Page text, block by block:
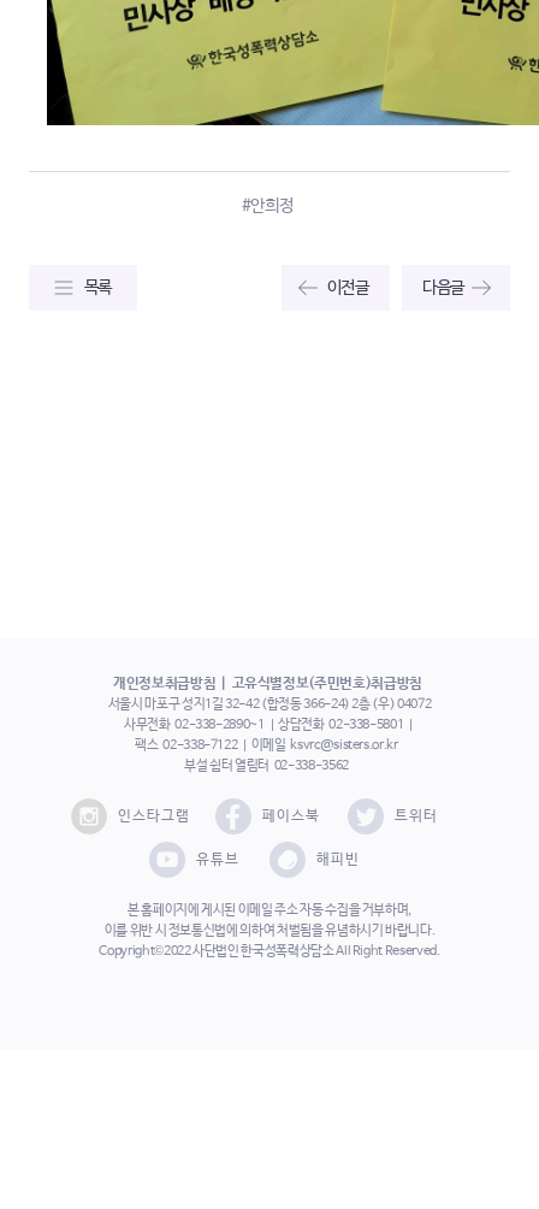
#안희정
목록 이전글 다음글
개인정보취급방침 고유식별정보(주민번호)취급방침
서울시 마포구 성지1길 32-42 (합정동 366-24) 2층 (우) 04072
사무전화 02-338-2890~1 상담전화 02-338-5801
팩스 02-338-7122 이메일 ksvrc@sisters.or.kr
부설 쉼터 열림터 02-338-3562
인스타그램 페이스북 트위터
유튜브 해피빈
본 홈페이지에 게시된 이메일 주소 자동 수집을 거부하며,
이를 위반 시 정보통신법에 의하여 처벌됨을 유념하시기 바랍니다.
Copyright©2022 사단법인 한국성폭력상담소 All Right Reserved.